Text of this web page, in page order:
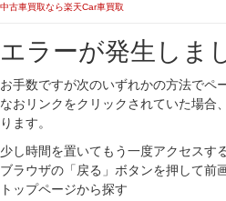
中古車買取なら楽天Car車買取
エラーが発生しま
お手数ですが次のいずれかの方法でペ
なおリンクをクリックされていた場合
ります。
少し時間を置いてもう一度アクセスす
ブラウザの「戻る」ボタンを押して前
トップページから探す